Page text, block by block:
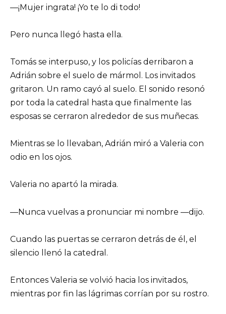
—¡Mujer ingrata! ¡Yo te lo di todo!
Pero nunca llegó hasta ella.
Tomás se interpuso, y los policías derribaron a
Adrián sobre el suelo de mármol. Los invitados
gritaron. Un ramo cayó al suelo. El sonido resonó
por toda la catedral hasta que finalmente las
esposas se cerraron alrededor de sus muñecas.
Mientras se lo llevaban, Adrián miró a Valeria con
odio en los ojos.
Valeria no apartó la mirada.
—Nunca vuelvas a pronunciar mi nombre —dijo.
Cuando las puertas se cerraron detrás de él, el
silencio llenó la catedral.
Entonces Valeria se volvió hacia los invitados,
mientras por fin las lágrimas corrían por su rostro.